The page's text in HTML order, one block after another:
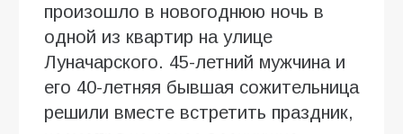
произошло в новогоднюю ночь в
одной из квартир на улице
Луначарского. 45-летний мужчина и
его 40-летняя бывшая сожительница
решили вместе встретить праздник,